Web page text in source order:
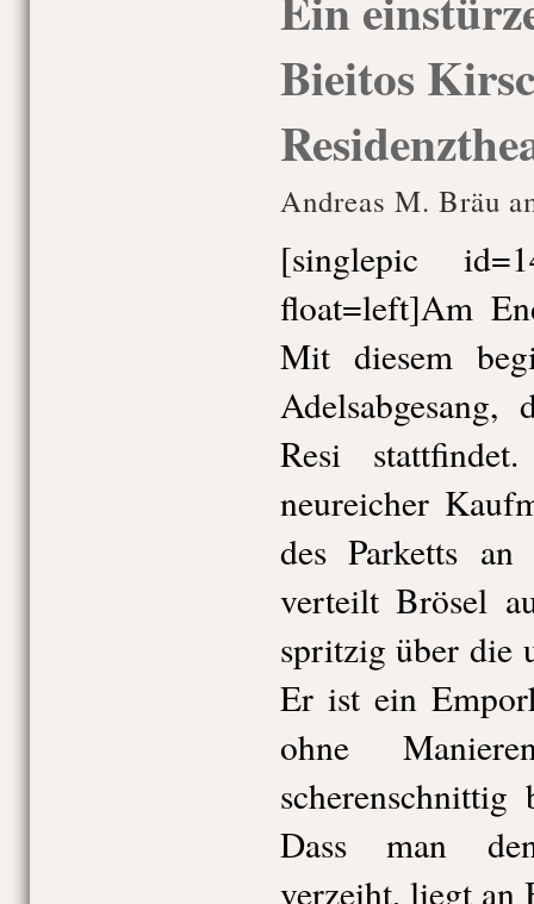
Bieitos
Andreas M. Bräu
[singlepic
float=left]Am
Mit diesem
Resi
neureicher
des Parketts
verteilt Brösel
spritzig über die
Er ist ein
ohne
Dass man
verzeiht, liegt an